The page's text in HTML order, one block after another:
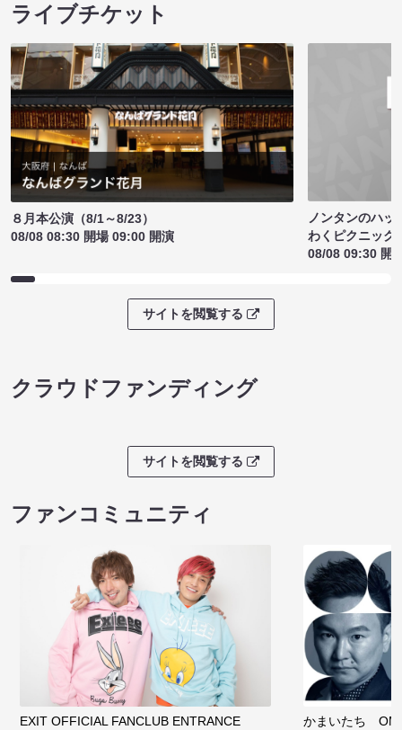
ライブチケット
８月本公演（8/1～8/23）
08/08 08:30 開場 09:00 開演
ノンタンのハッ
わくピクニック
08/08 09:30 開
サイトを閲覧する
クラウドファンディング
サイトを閲覧する
ファンコミュニティ
EXIT OFFICIAL FANCLUB ENTRANCE かまいたち